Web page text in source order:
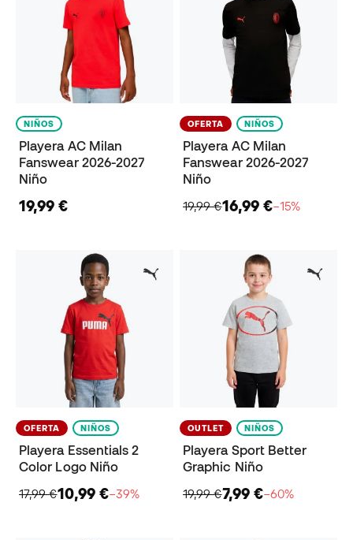
NIÑOS
Playera AC Milan
Fanswear 2026-2027
Niño
19,99 €
OFERTA NIÑOS
Playera AC Milan
Fanswear 2026-2027
Niño
19,99 €16,99 €−15%
OFERTA NIÑOS
Playera Essentials 2
Color Logo Niño
17,99 €10,99 €−39%
OUTLET NIÑOS
Playera Sport Better
Graphic Niño
19,99 €7,99 €−60%